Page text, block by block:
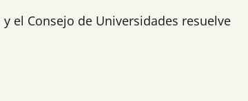
el Consejo de Universidades resuelve